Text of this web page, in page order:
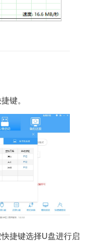
键。
捷键选择U盘进行启